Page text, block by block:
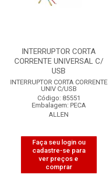
INTERRUPTOR CORTA
CORRENTE UNIVERSAL C/
USB
INTERRUPTOR CORTA CORRENTE
UNIV C/USB
Código: 85551
Embalagem: PECA
ALLEN
Faça seu login ou
cadastre-se para
ver preços e
comprar